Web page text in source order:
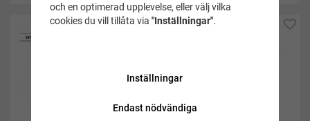
och en optimerad upplevelse, eller välj vilka
cookies du vill tillåta via "Inställningar".
Inställningar
Endast nödvändiga